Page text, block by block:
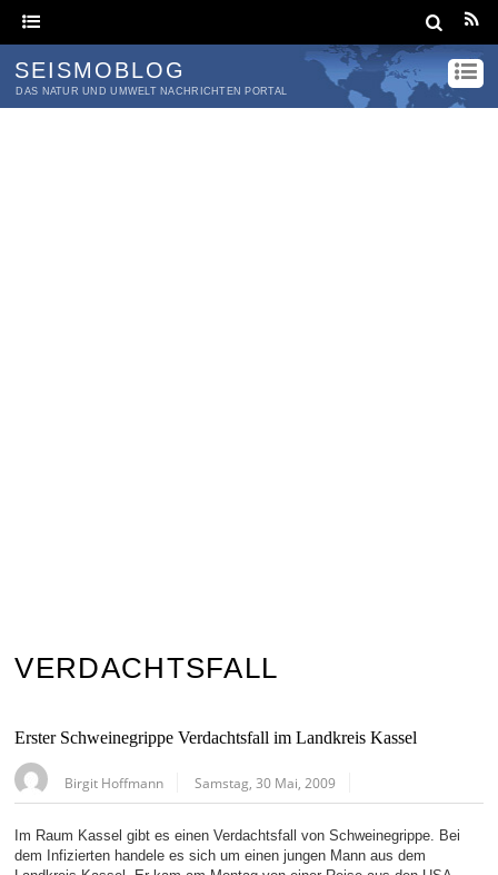
SEISMOBLOG
DAS NATUR UND UMWELT NACHRICHTEN PORTAL
VERDACHTSFALL
Erster Schweinegrippe Verdachtsfall im Landkreis Kassel
Birgit Hoffmann Samstag, 30 Mai, 2009
Im Raum Kassel gibt es einen Verdachtsfall von Schweinegrippe. Bei
dem Infizierten handele es sich um einen jungen Mann aus dem